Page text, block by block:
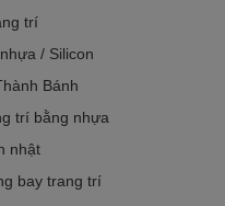
trí
/ Silicon
Bánh
trí bằng nhựa
nhật
bay trang trí